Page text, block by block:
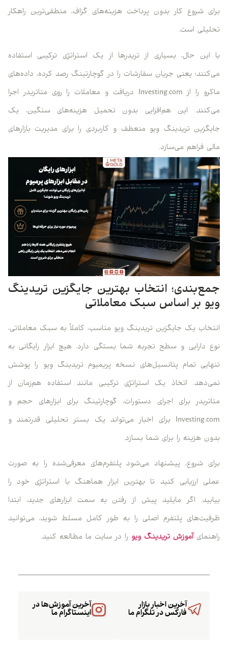
برای شروع کار بدون پرداخت هزینه‌های گزاف، منطقی‌ترین راهکار
تحلیلی است.
با این حال، بسیاری از تریدرها از یک استراتژی ترکیبی استفاده
می‌کنند؛ یعنی جریان سفارشات را در گوچارتینگ رصد کرده، داده‌های
ماکرو را از Investing.com دریافت و معاملات را روی متاتریدر اجرا
می‌کنند. این هم‌افزایی بدون تحمیل هزینه‌های سنگین، یک
جایگزین تریدینگ ویو منعطف و کاربردی را برای مدیریت بازارهای
مالی فراهم می‌سازد.
جمع‌بندی؛ انتخاب بهترین جایگزین تریدینگ
ویو بر اساس سبک معاملاتی
انتخاب یک جایگزین تریدینگ ویو مناسب، کاملاً به سبک معاملاتی،
نوع دارایی و سطح تجربه شما بستگی دارد. هیچ ابزار رایگانی به
تنهایی تمام پتانسیل‌های نسخه پریمیوم تریدینگ ویو را پوشش
نمی‌دهد. اتخاذ یک استراتژی ترکیبی مانند استفاده هم‌زمان از
متاتریدر برای اجرای دستورات، گوچارتینگ برای ابزارهای حجم و
Investing.com برای اخبار می‌تواند یک بستر تحلیلی قدرتمند و
بدون هزینه را برای شما بسازد.
برای شروع، پیشنهاد می‌شود پلتفرم‌های معرفی‌شده را به صورت
عملی ارزیابی کنید تا بهترین ابزار هماهنگ با استراتژی خود را
بیابید. اگر مایلید پیش از رفتن به سمت ابزارهای جدید، ابتدا
ظرفیت‌های پلتفرم اصلی را به طور کامل مسلط شوید، می‌توانید
راهنمای آموزش تریدینگ ویو را در سایت ما مطالعه کنید.
آخرین آموزش‌ها در
اینستاگرام ما
آخرین اخبار بازار
فارکس در تلگرام ما